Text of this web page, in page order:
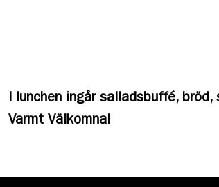
I lunchen ingår salladsbuffé,
Varmt Välkomna!